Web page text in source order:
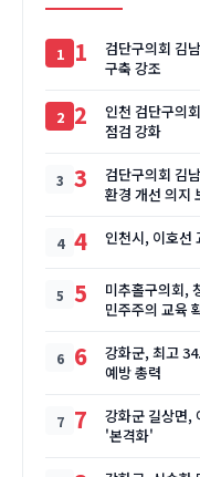
1
검단구의회 김
구축 강조
2
인천 검단구의
점검 강화
3
검단구의회 김
환경 개선 의지
4 인천시, 이호선
5
미추홀구의회,
민주주의 교육
6
강화군, 최고
예방 총력
7
강화군 길상면,
'본격화'